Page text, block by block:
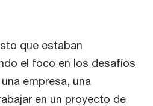
que estaban
el foco en los desafíos
empresa, una
en un proyecto de